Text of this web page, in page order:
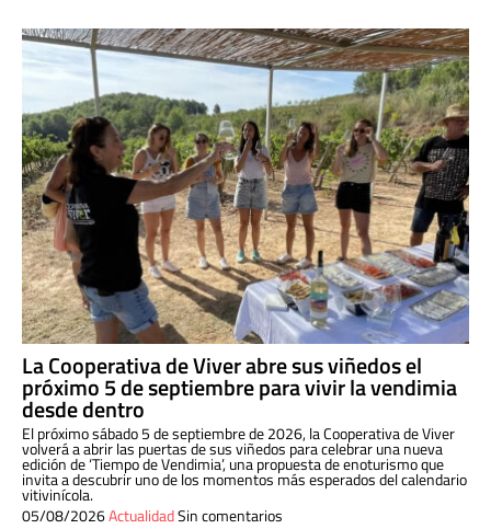
La Cooperativa de Viver abre sus viñedos el
próximo 5 de septiembre para vivir la vendimia
desde dentro
El próximo sábado 5 de septiembre de 2026, la Cooperativa de Viver
volverá a abrir las puertas de sus viñedos para celebrar una nueva
edición de ‘Tiempo de Vendimia’, una propuesta de enoturismo que
invita a descubrir uno de los momentos más esperados del calendario
vitivinícola.
05/08/2026ActualidadSin comentarios